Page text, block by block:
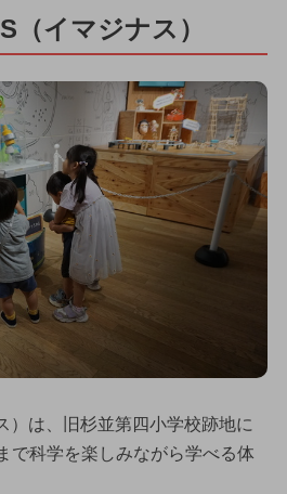
（イマジナス）
）は、旧杉並第四小学校跡地に
で科学を楽しみながら学べる体